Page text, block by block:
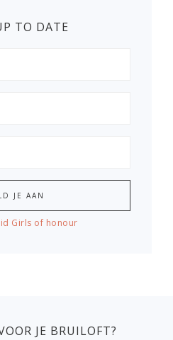
TO DATE
Girls of honour
JE BRUILOFT?